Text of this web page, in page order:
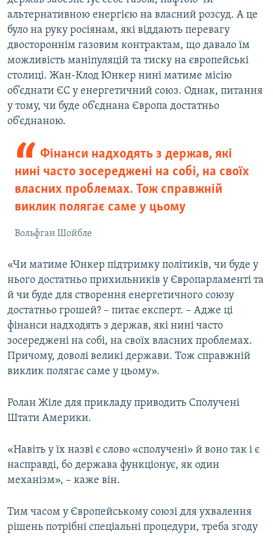
альтернативною енергією на власний розсуд. А це
було на руку росіянам, які віддають перевагу
двостороннім газовим контрактам, що давало їм
можливість маніпуляцій та тиску на європейські
столиці. Жан-Клод Юнкер нині матиме місію
об’єднати ЄС у енергетичний союз. Однак, питання
у тому, чи буде об’єднана Європа достатньо
об’єднаною.
Фінанси надходять з держав, які
нині часто зосереджені на собі, на своїх
власних проблемах. Тож справжній
виклик полягає саме у цьому
Вольфган Шойбле
«Чи матиме Юнкер підтримку політиків, чи буде у
нього достатньо прихильників у Європарламенті та
й чи буде для створення енергетичного союзу
достатньо грошей? – питає експерт. – Адже ці
фінанси надходять з держав, які нині часто
зосереджені на собі, на своїх власних проблемах.
Причому, доволі великі держави. Тож справжній
виклик полягає саме у цьому».
Ролан Жіле для прикладу приводить Сполучені
Штати Америки.
«Навіть у їх назві є слово «сполучені» й воно так і є
насправді, бо держава функціонує, як один
механізм», – каже він.
Тим часом у Європейському союзі для ухвалення
рішень потрібні спеціальні процедури, треба згоду